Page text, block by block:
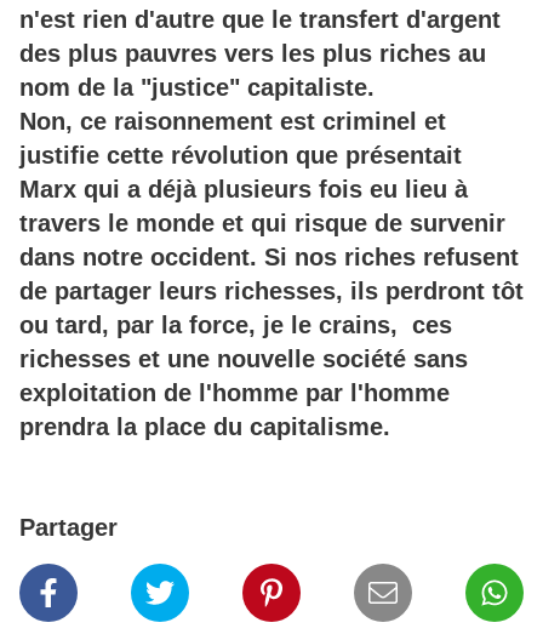
n'est rien d'autre que le transfert d'argent
des plus pauvres vers les plus riches au
nom de la "justice" capitaliste.
Non, ce raisonnement est criminel et
justifie cette révolution que présentait
Marx qui a déjà plusieurs fois eu lieu à
travers le monde et qui risque de survenir
dans notre occident. Si nos riches refusent
de partager leurs richesses, ils perdront tôt
ou tard, par la force, je le crains, ces
richesses et une nouvelle société sans
exploitation de l'homme par l'homme
prendra la place du capitalisme.
Partager